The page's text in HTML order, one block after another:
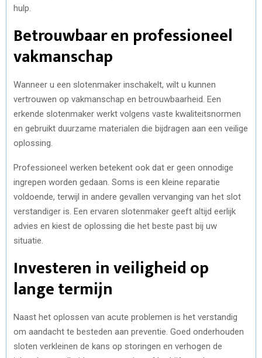
hulp.
Betrouwbaar en professioneel
vakmanschap
Wanneer u een slotenmaker inschakelt, wilt u kunnen
vertrouwen op vakmanschap en betrouwbaarheid. Een
erkende slotenmaker werkt volgens vaste kwaliteitsnormen
en gebruikt duurzame materialen die bijdragen aan een veilige
oplossing.
Professioneel werken betekent ook dat er geen onnodige
ingrepen worden gedaan. Soms is een kleine reparatie
voldoende, terwijl in andere gevallen vervanging van het slot
verstandiger is. Een ervaren slotenmaker geeft altijd eerlijk
advies en kiest de oplossing die het beste past bij uw
situatie.
Investeren in veiligheid op
lange termijn
Naast het oplossen van acute problemen is het verstandig
om aandacht te besteden aan preventie. Goed onderhouden
sloten verkleinen de kans op storingen en verhogen de